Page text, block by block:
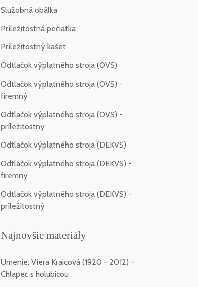
Služobná obálka
Príležitostná pečiatka
Príležitostný kašet
Odtlačok výplatného stroja (OVS)
Odtlačok výplatného stroja (OVS) -
firemný
Odtlačok výplatného stroja (OVS) -
príležitostný
Odtlačok výplatného stroja (DEKVS)
Odtlačok výplatného stroja (DEKVS) -
firemný
Odtlačok výplatného stroja (DEKVS) -
príležitostný
Najnovšie materiály
Umenie: Viera Kraicová (1920 - 2012) -
Chlapec s holubicou